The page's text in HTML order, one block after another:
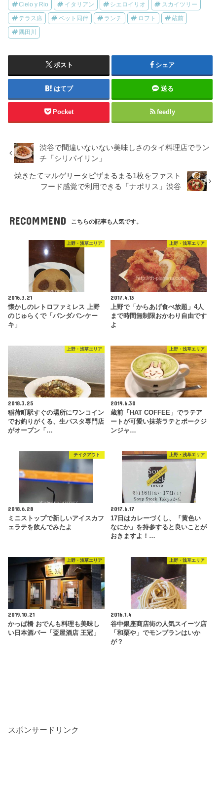
Cielo y Rio イタリアン シエロイリオ スカイツリー
テラス席 ペット同伴 ランチ ロフト 蔵前
隅田川
ポスト シェア
はてブ 送る
Pocket feedly
渋谷で間違いないない美味しさのタイ料理店でラン
チ「シリパイリン」
焼きたてマルゲリータピザまるまる1枚をファスト
フード感覚で利用できる「ナポリス」渋谷
RECOMMEND こちらの記事も人気です。
上野・浅草エリア
2016.3.21
懐かしのレトロファミレス 上野
のじゅらくで「パンダパンケー
キ」
上野・浅草エリア
2017.4.13
上野で「からあげ食べ放題」4人
まで時間無制限おかわり自由です
よ
上野・浅草エリア
2018.3.25
稲荷町駅すぐの場所にワンコイン
でお釣りがくる、生パスタ専門店
がオープン「…
上野・浅草エリア
2019.6.30
蔵前「HAT COFFEE」でラテア
ートが可愛い抹茶ラテとポークジ
ンジャ…
テイクアウト
2018.6.28
ミニストップで新しいアイスカフ
ェラテを飲んでみたよ
上野・浅草エリア
2017.6.17
17日はカレーづくし、「黄色い
なにか」を持参すると良いことが
おきますよ！…
上野・浅草エリア
2019.10.21
かっぱ橋 おでんも料理も美味し
い日本酒バー「盃屋酒店 王冠」
上野・浅草エリア
2016.1.4
谷中銀座商店街の人気スイーツ店
「和栗や」でモンブランはいか
が？
スポンサードリンク